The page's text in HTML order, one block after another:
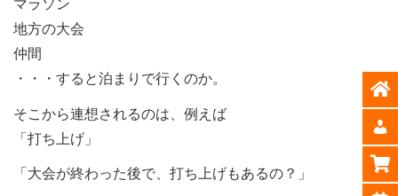
地方の大会
仲間
・・・すると泊まりで行くのか。
そこから連想されるのは、例えば
「打ち上げ」
「大会が終わった後で、打ち上げもあるの？」